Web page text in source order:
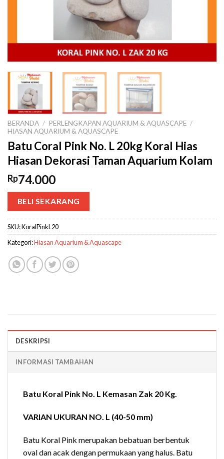
BERANDA / PERLENGKAPAN AQUARIUM & AQUASCAPE /
HIASAN AQUARIUM & AQUASCAPE
Batu Coral Pink No. L 20kg Koral Hias
Hiasan Dekorasi Taman Aquarium Kolam
Rp74.000
BELI SEKARANG
SKU:KoralPinkL20
Kategori:Hiasan Aquarium & Aquascape
DESKRIPSI
INFORMASI TAMBAHAN
Batu Koral Pink No. L Kemasan Zak 20 Kg.
VARIAN UKURAN NO. L (40-50 mm)
Batu Koral Pink merupakan bebatuan berbentuk
oval dan acak dengan permukaan yang halus. Batu